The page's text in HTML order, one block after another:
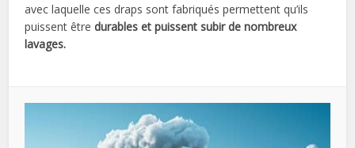
avec laquelle ces draps sont fabriqués permettent qu’ils
puissent être durables et puissent subir de nombreux
lavages.